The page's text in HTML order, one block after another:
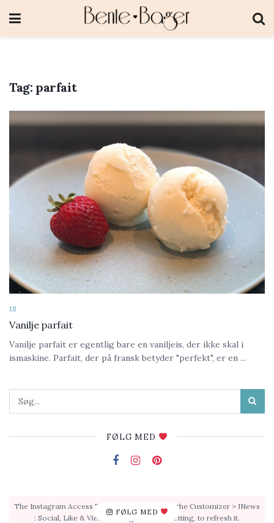
Tag: parfait
IS
Vanilje parfait
Vanilje parfait er egentlig bare en vaniljeis, der ikke skal i
ismaskine. Parfait, der på fransk betyder "perfekt", er en ...
FØLG MED
FØLG MED
The Instagram Access Token is expired, Go to the Customizer > JNews
: Social, Like & View > Instagram Feed Setting, to refresh it.